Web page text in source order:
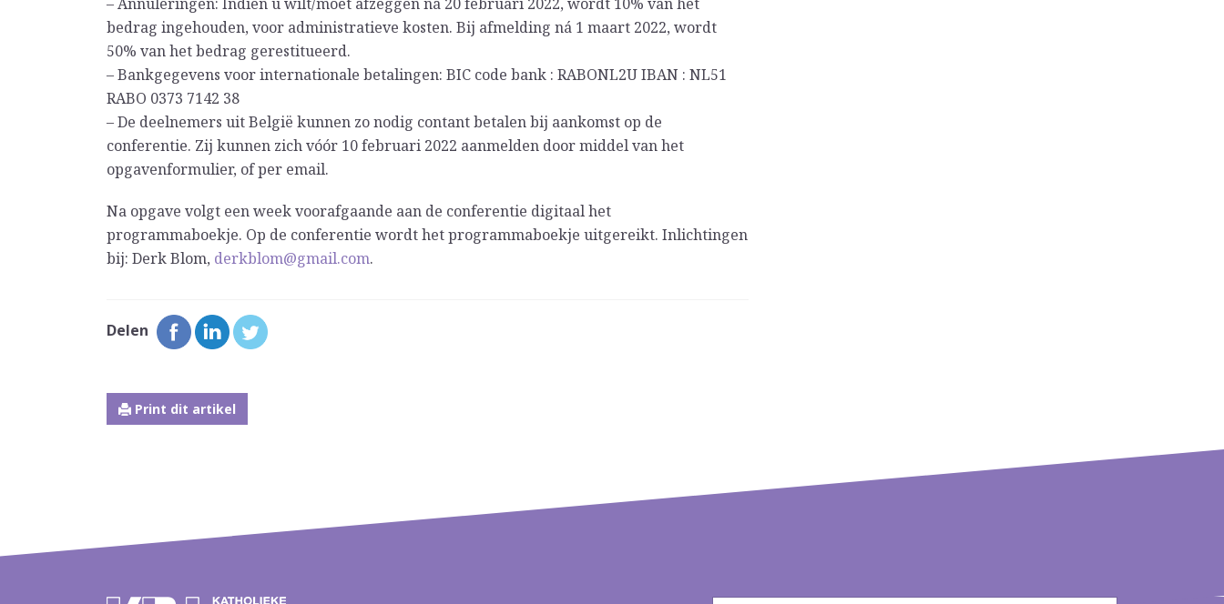
bedrag ingehouden, voor administratieve kosten. Bij afmelding ná 1 maart 2022, wordt
50% van het bedrag gerestitueerd.
– Bankgegevens voor internationale betalingen: BIC code bank : RABONL2U IBAN : NL51
RABO 0373 7142 38
– De deelnemers uit België kunnen zo nodig contant betalen bij aankomst op de
conferentie. Zij kunnen zich vóór 10 februari 2022 aanmelden door middel van het
opgavenformulier, of per email.
Na opgave volgt een week voorafgaande aan de conferentie digitaal het
programmaboekje. Op de conferentie wordt het programmaboekje uitgereikt. Inlichtingen
bij: Derk Blom, derkblom@gmail.com.
Delen
Print dit artikel